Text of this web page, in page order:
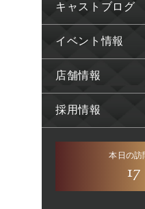
キャストブログ
イベント情報
店舗情報
採用情報
本日の訪
17